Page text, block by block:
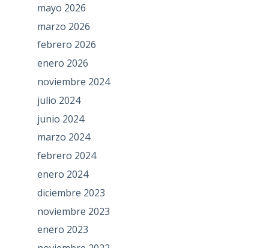
mayo 2026
marzo 2026
febrero 2026
enero 2026
noviembre 2024
julio 2024
junio 2024
marzo 2024
febrero 2024
enero 2024
diciembre 2023
noviembre 2023
enero 2023